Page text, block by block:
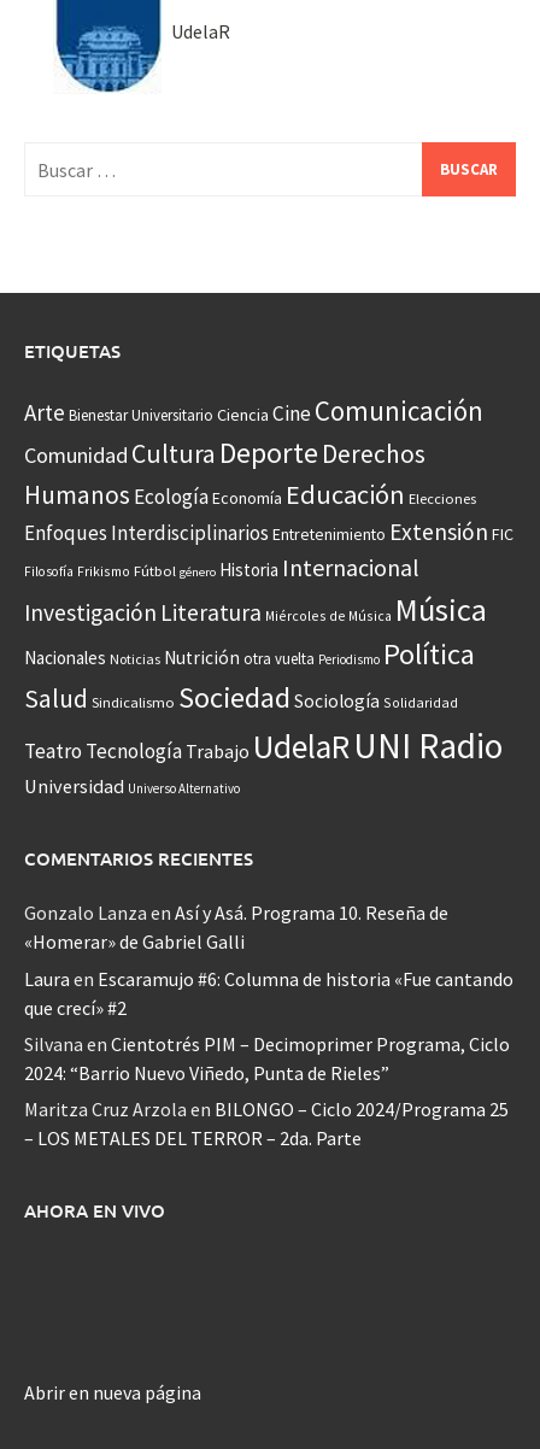
UdelaR
ETIQUETAS
Arte Bienestar Universitario Ciencia CineComunicación
Comunidad Cultura Deporte Derechos
Humanos EcologíaEconomía Educación Elecciones
Enfoques Interdisciplinarios Entretenimiento Extensión FIC
Filosofía Frikismo Fútbol género Historia Internacional
Investigación Literatura Miércoles de Música Música
Nacionales Noticias Nutrición otra vuelta Periodismo Política
Salud Sindicalismo Sociedad Sociología Solidaridad
Teatro Tecnología Trabajo UdelaRUNI Radio
Universidad Universo Alternativo
COMENTARIOS RECIENTES
Gonzalo Lanza en Así y Asá. Programa 10. Reseña de
«Homerar» de Gabriel Galli
Laura en Escaramujo #6: Columna de historia «Fue cantando
que crecí» #2
Silvana en Cientotrés PIM – Decimoprimer Programa, Ciclo
2024: “Barrio Nuevo Viñedo, Punta de Rieles”
Maritza Cruz Arzola en BILONGO – Ciclo 2024/Programa 25
– LOS METALES DEL TERROR – 2da. Parte
AHORA EN VIVO
Abrir en nueva página